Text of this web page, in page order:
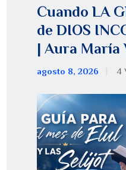
Cuando LA
de DIOS
| Aura María
agosto 8, 2026 4